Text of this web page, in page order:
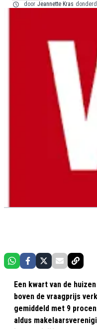
door Jeannette Kras
Een kwart van de
boven de vraagprijs
gemiddeld met 9
aldus